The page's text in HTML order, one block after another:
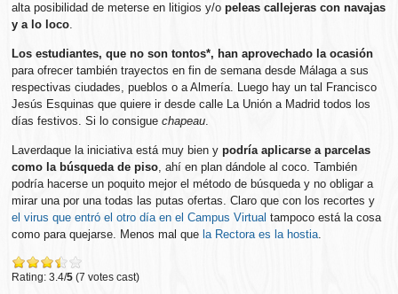
alta posibilidad de meterse en litigios y/opeleas callejeras con navajas
y a lo loco.
Los estudiantes, que no son tontos*, han aprovechado la ocasión
para ofrecer también trayectos en fin de semana desde Málaga a sus
respectivas ciudades, pueblos o a Almería. Luego hay un tal Francisco
Jesús Esquinas que quiere ir desde calle La Unión a Madrid todos los
días festivos. Si lo consiguechapeau.
Laverdaque la iniciativa está muy bien ypodría aplicarse a parcelas
como la búsqueda de piso, ahí en plan dándole al coco. También
podría hacerse un poquito mejor el método de búsqueda y no obligar a
mirar una por una todas las putas ofertas. Claro que con los recortes y
el virus que entró el otro día en el Campus Virtual tampoco está la cosa
como para quejarse. Menos mal que la Rectora es la hostia.
Rating: 3.4/5 (7 votes cast)